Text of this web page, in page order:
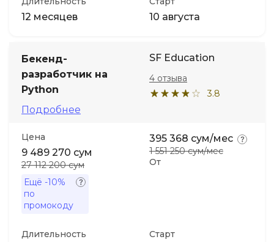
12 месяцев 10 августа
Бекенд-
разработчик на
Python
Подробнее
SF Education
3.8
4 отзыва
Цена
9 489 270 сум
27 112 200 сум
Ещё -10%
по
промокоду
От
395 368 сум/мес
1 551 250 сум/мес
Длительность Старт